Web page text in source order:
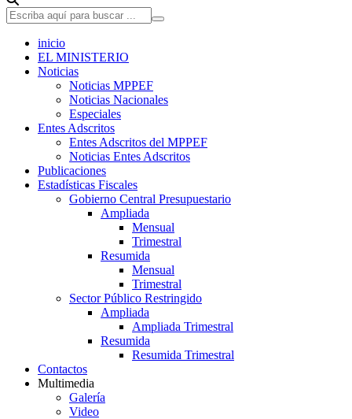
inicio
EL MINISTERIO
Noticias
Noticias MPPEF
Noticias Nacionales
Especiales
Entes Adscritos
Entes Adscritos del MPPEF
Noticias Entes Adscritos
Publicaciones
Estadísticas Fiscales
Gobierno Central Presupuestario
Ampliada
Mensual
Trimestral
Resumida
Mensual
Trimestral
Sector Público Restringido
Ampliada
Ampliada Trimestral
Resumida
Resumida Trimestral
Contactos
Multimedia
Galería
Video